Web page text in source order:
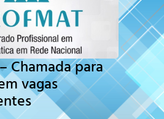
Chamada para
vagas